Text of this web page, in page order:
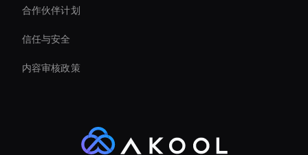
合作伙伴计划
信任与安全
内容审核政策